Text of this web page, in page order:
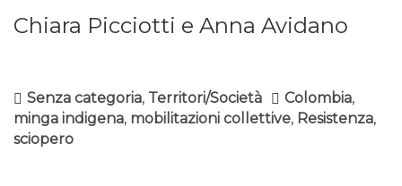
Chiara Picciotti e Anna Avidano
Senza categoria, Territori/Società Colombia,
minga indigena, mobilitazioni collettive, Resistenza,
sciopero